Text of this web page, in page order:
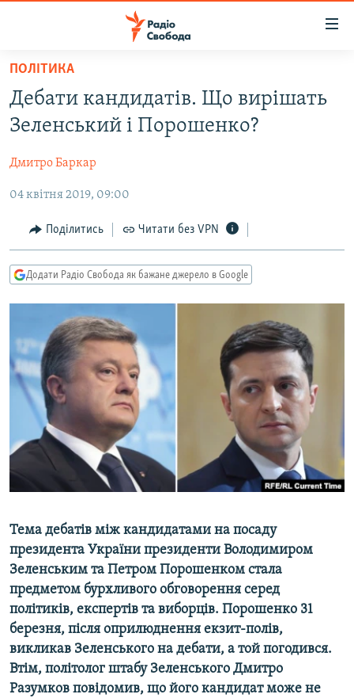
Перейти
основного
матеріалу
до
навігації
Перейти
пошуку
РАДІО СВОБОДА – 70 РОКІВ
ВСЕ ЗА ДОБУ
ПОЛІТИКА
ЕКОНОМІКА
СУСПІЛЬСТВО
СПОРТ
СВІТ
ВІЙНА
РОСІЙСЬКА «ФІЛЬТРАЦІЯ»
ДОНБАС.РЕАЛІЇ
КРИМ.РЕАЛІЇ
ТИ ЯК?
КИТАЙ.ВИКЛИКИ
МУЛЬТИМЕДІА
ФОТО
СПЕЦПРОЄКТИ
ПОДКАСТИ
УКР
КТАТ
ДОЛУЧАЙСЯ!
ПОЛІТИКА
Дебати кандидатів. Що вирішать
Зеленський і Порошенко?
Дмитро Баркар
04 квітня 2019, 09:00
Поділитись Читати без VPN
Додати Радіо Свобода як бажане джерело в Google
Тема дебатів між кандидатами на посаду
президента України президенти Володимиром
Зеленським та Петром Порошенком стала
предметом бурхливого обговорення серед
політиків, експертів та виборців. Порошенко 31
березня, після оприлюднення екзит-полів,
викликав Зеленського на дебати, а той погодився.
Втім, політолог штабу Зеленського Дмитро
Разумков повідомив, що його кандидат може не